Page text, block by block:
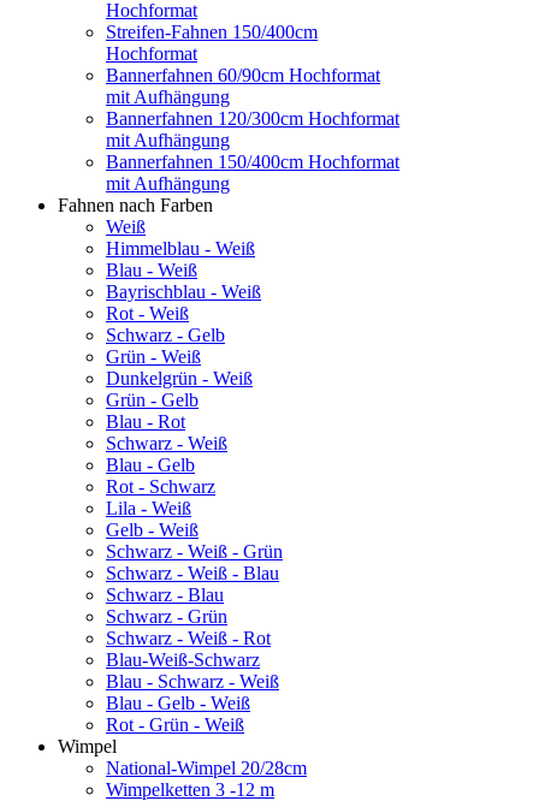
Hochformat
Streifen-Fahnen 150/400cm
Hochformat
Bannerfahnen 60/90cm Hochformat
mit Aufhängung
Bannerfahnen 120/300cm Hochformat
mit Aufhängung
Bannerfahnen 150/400cm Hochformat
mit Aufhängung
Fahnen nach Farben
Weiß
Himmelblau - Weiß
Blau - Weiß
Bayrischblau - Weiß
Rot - Weiß
Schwarz - Gelb
Grün - Weiß
Dunkelgrün - Weiß
Grün - Gelb
Blau - Rot
Schwarz - Weiß
Blau - Gelb
Rot - Schwarz
Lila - Weiß
Gelb - Weiß
Schwarz - Weiß - Grün
Schwarz - Weiß - Blau
Schwarz - Blau
Schwarz - Grün
Schwarz - Weiß - Rot
Blau-Weiß-Schwarz
Blau - Schwarz - Weiß
Blau - Gelb - Weiß
Rot - Grün - Weiß
Wimpel
National-Wimpel 20/28cm
Wimpelketten 3 -12 m